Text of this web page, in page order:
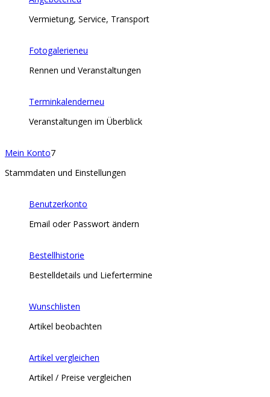
Vermietung, Service, Transport
Fotogalerieneu
Rennen und Veranstaltungen
Terminkalenderneu
Veranstaltungen im Überblick
Mein Konto7
Stammdaten und Einstellungen
Benutzerkonto
Email oder Passwort ändern
Bestellhistorie
Bestelldetails und Liefertermine
Wunschlisten
Artikel beobachten
Artikel vergleichen
Artikel / Preise vergleichen